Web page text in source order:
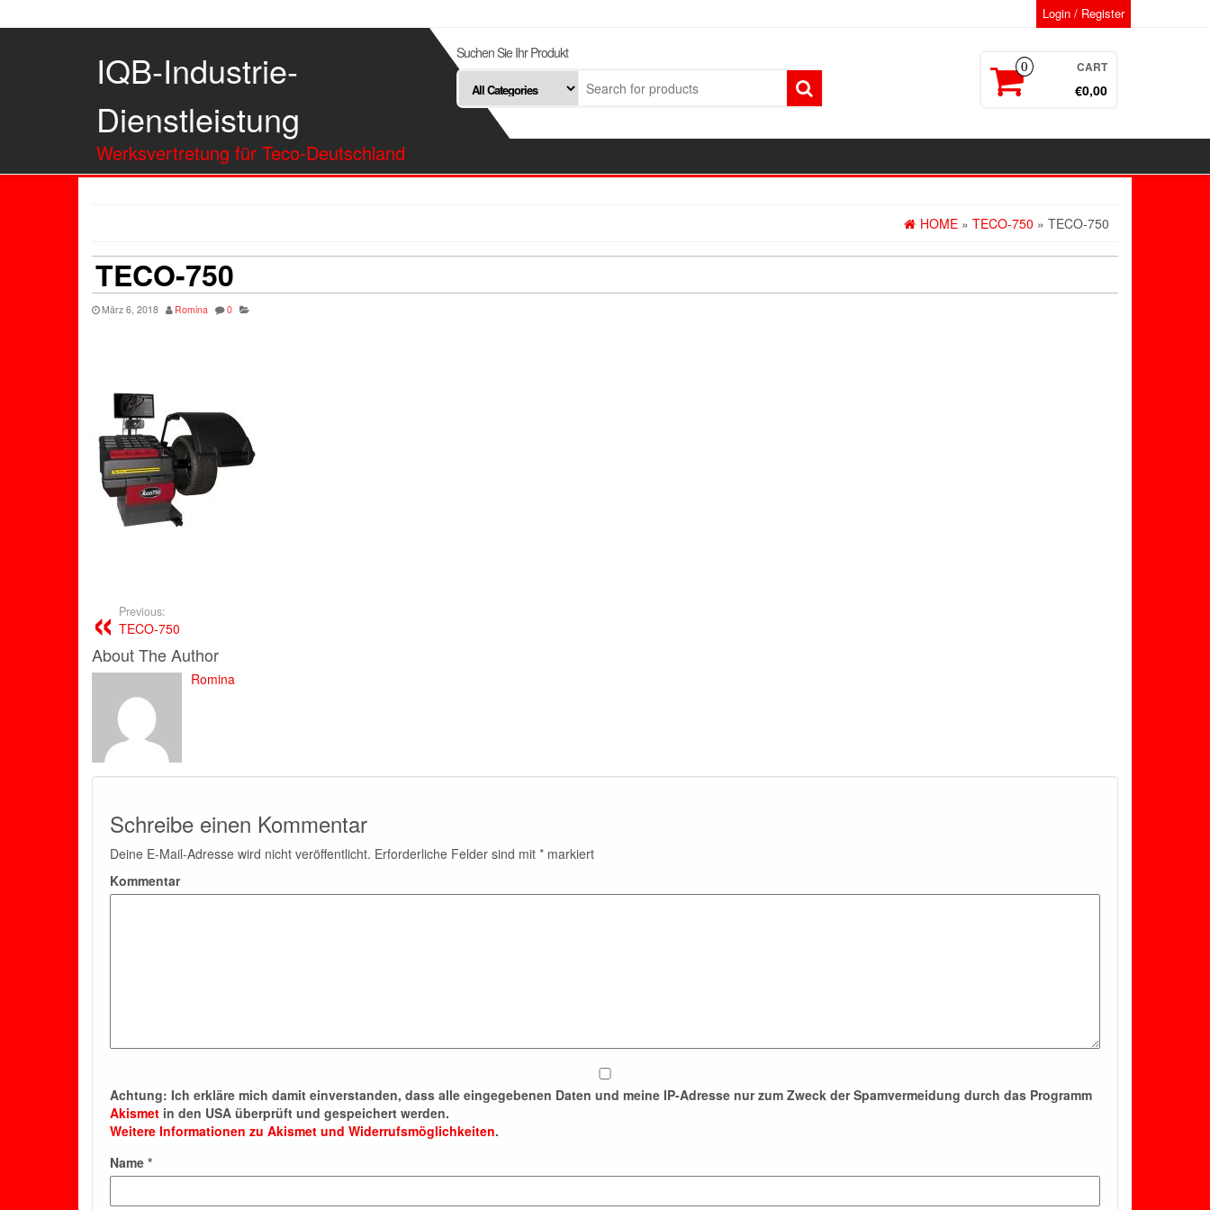
Login / Register
IQB-Industrie-
Dienstleistung
Werksvertretung für Teco-Deutschland
Suchen Sie Ihr Produkt
0 CART
€0,00
HOME » TECO-750 » TECO-750
TECO-750
März 6, 2018 Romina 0
Previous:
TECO-750
About The Author
Romina
Schreibe einen Kommentar
Deine E-Mail-Adresse wird nicht veröffentlicht. Erforderliche Felder sind mit * markiert
Kommentar
Achtung: Ich erkläre mich damit einverstanden, dass alle eingegebenen Daten und meine IP-Adresse nur zum Zweck der Spamvermeidung durch das Programm
Akismet in den USA überprüft und gespeichert werden.
Weitere Informationen zu Akismet und Widerrufsmöglichkeiten.
Name *